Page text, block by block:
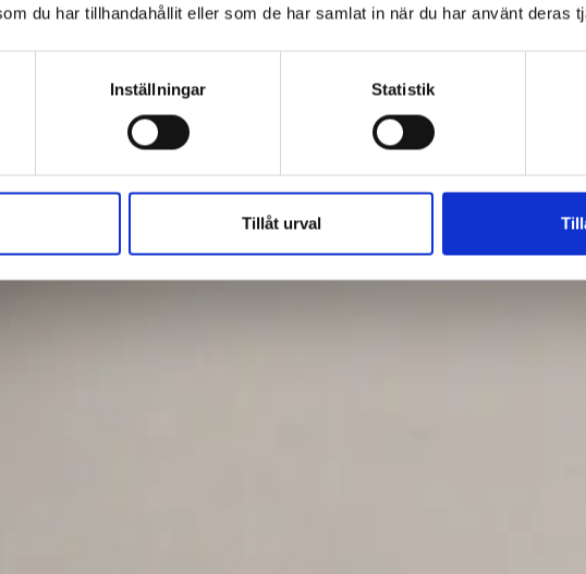
du har tillhandahållit eller som de har samlat in när du har använt deras
Inställningar Statistik
Tillåt urval